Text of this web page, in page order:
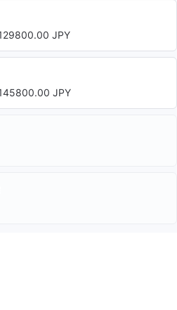
JPY
JPY